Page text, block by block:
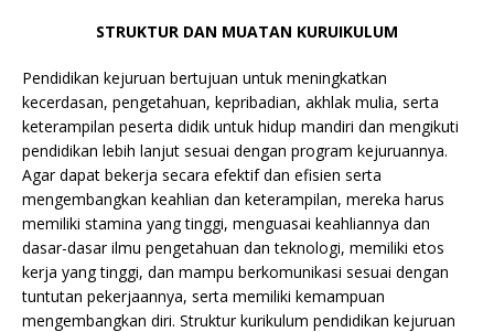
STRUKTUR DAN MUATAN KURUIKULUM
Pendidikan kejuruan bertujuan untuk meningkatkan
kecerdasan, pengetahuan, kepribadian, akhlak mulia, serta
keterampilan peserta didik untuk hidup mandiri dan mengikuti
pendidikan lebih lanjut sesuai dengan program kejuruannya.
Agar dapat bekerja secara efektif dan efisien serta
mengembangkan keahlian dan keterampilan, mereka harus
memiliki stamina yang tinggi, menguasai keahliannya dan
dasar-dasar ilmu pengetahuan dan teknologi, memiliki etos
kerja yang tinggi, dan mampu berkomunikasi sesuai dengan
tuntutan pekerjaannya, serta memiliki kemampuan
mengembangkan diri. Struktur kurikulum pendidikan kejuruan